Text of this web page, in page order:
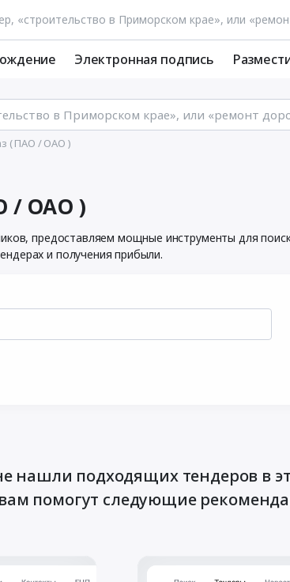
Электронная подпись
( ПАО / ОАО )
/ ОАО )
предоставляем мощные инструменты для
и получения прибыли.
нашли подходящих тендеров в
помогут следующие